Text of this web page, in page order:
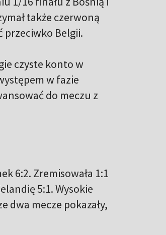
także czerwoną
przeciwko Belgii.
czyste konto w
w fazie
do meczu z
6:2. Zremisowała 1:1
5:1. Wysokie
dwa mecze pokazały,